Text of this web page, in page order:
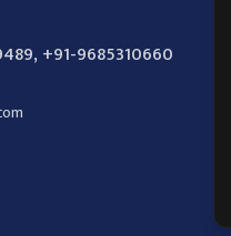
+91-9685310660